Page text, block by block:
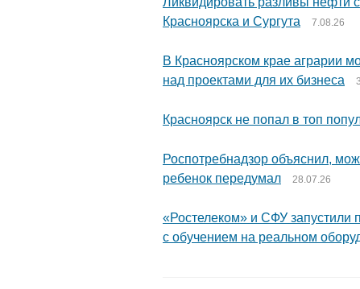
Красноярска и Сургута
7.08.26
В Красноярском крае аграрии
над проектами для их бизнеса
Красноярск не попал в топ
Роспотребнадзор объяснил,
ребенок передумал
28.07.26
«Ростелеком» и СФУ запустили
с обучением на реальном